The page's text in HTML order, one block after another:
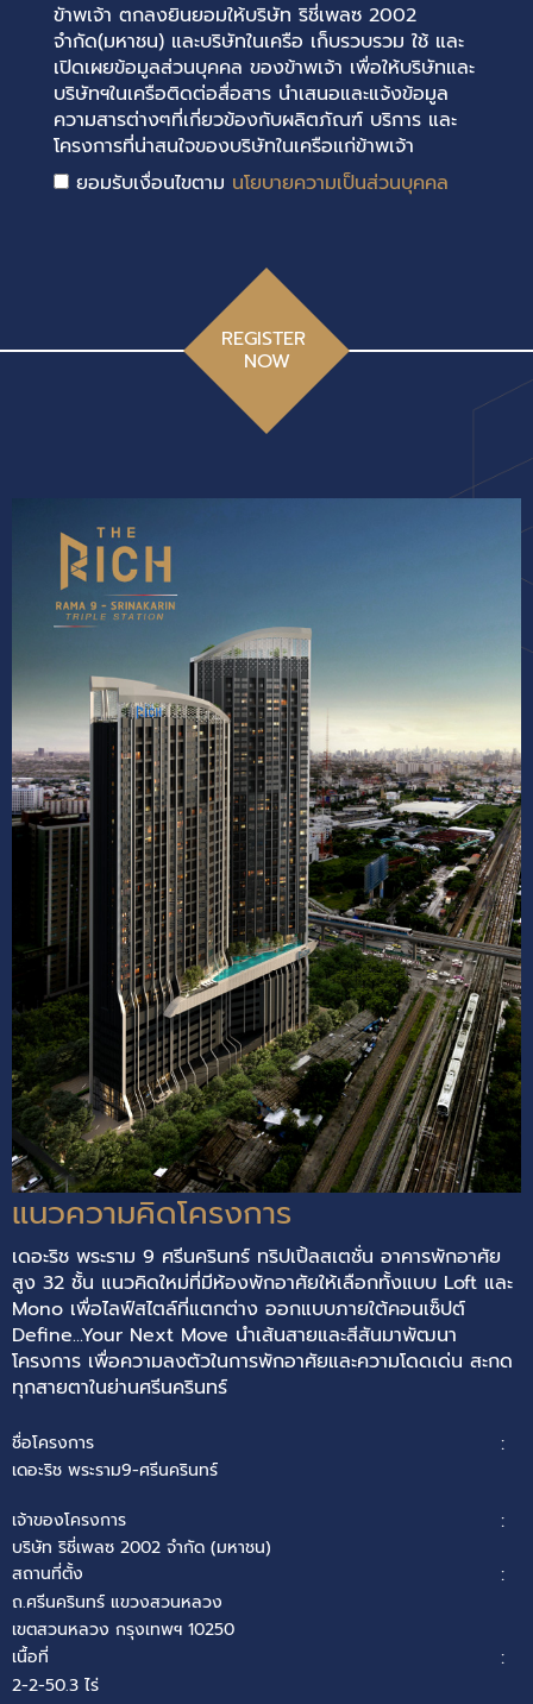
ขัาพเจ้า ตกลงยินยอมให้บริษัท ริชี่เพลซ 2002
จำกัด(มหาชน) และบริษัทในเครือ เก็บรวบรวม ใช้ และ
เปิดเผยข้อมูลส่วนบุคคล ของข้าพเจ้า เพื่อให้บริษัทและ
บริษัทฯในเครือติดต่อสื่อสาร นำเสนอและแจ้งข้อมูล
ความสารต่างๆที่เกี่ยวข้องกับผลิตภัณฑ์ บริการ และ
โครงการที่น่าสนใจของบริษัทในเครือแก่ข้าพเจ้า
ยอมรับเงื่อนไขตาม นโยบายความเป็นส่วนบุคคล
REGISTER
NOW
แนวความคิดโครงการ
เดอะริช พระราม 9 ศรีนครินทร์ ทริปเปิ้ลสเตชั่น อาคารพักอาศัย
สูง 32 ชั้น แนวคิดใหม่ที่มีห้องพักอาศัยให้เลือกทั้งแบบ Loft และ
Mono เพื่อไลฟ์สไตล์ที่แตกต่าง ออกแบบภายใต้คอนเซ็ปต์
Define...Your Next Move นำเส้นสายและสีสันมาพัฒนา
โครงการ เพื่อความลงตัวในการพักอาศัยและความโดดเด่น สะกด
ทุกสายตาในย่านศรีนครินทร์
ชื่อโครงการ :
เดอะริช พระราม9-ศรีนครินทร์
เจ้าของโครงการ
:
บริษัท ริชี่เพลซ 2002 จำกัด (มหาชน)
สถานที่ตั้ง
:
ถ.ศรีนครินทร์ แขวงสวนหลวง
​เขตสวนหลวง กรุงเทพฯ 10250
เนื้อที่
:
2-2-50.3 ไร่